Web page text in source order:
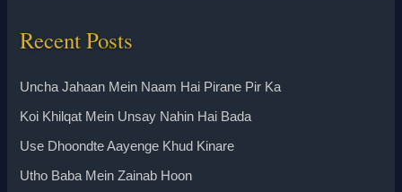
Recent Posts
Uncha Jahaan Mein Naam Hai Pirane Pir Ka
Koi Khilqat Mein Unsay Nahin Hai Bada
Use Dhoondte Aayenge Khud Kinare
Utho Baba Mein Zainab Hoon